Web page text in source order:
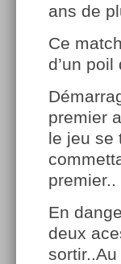
ans de
Ce
d’un
premier
le jeu se
premier..
En
deux